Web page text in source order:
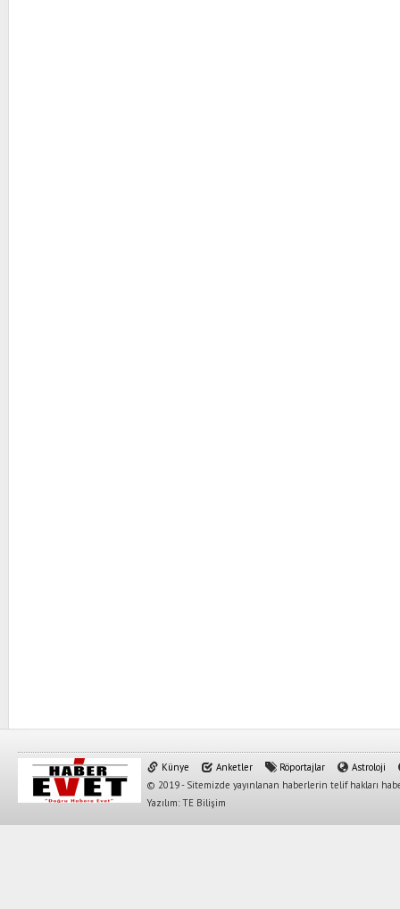
Künye Anketler Röportajlar
Astroloji
© 2019 - Sitemizde yayınlanan haberlerin telif hakları
Yazılım: TE Bilişim